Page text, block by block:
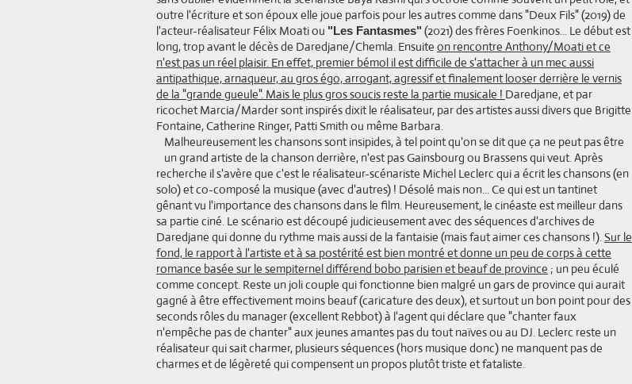
outre l'écriture et son époux elle joue parfois pour les autres comme dans "Deux Fils" (2019) de
l'acteur-réalisateur Félix Moati ou "Les Fantasmes" (2021) des frères Foenkinos... Le début est
long, trop avant le décès de Daredjane/Chemla. Ensuite on rencontre Anthony/Moati et ce
n'est pas un réel plaisir. En effet, premier bémol il est difficile de s'attacher à un mec aussi
antipathique, arnaqueur, au gros égo, arrogant, agressif et finalement looser derrière le vernis
de la "grande gueule". Mais le plus gros soucis reste la partie musicale ! Daredjane, et par
ricochet Marcia/Marder sont inspirés dixit le réalisateur, par des artistes aussi divers que Brigitte
Fontaine, Catherine Ringer, Patti Smith ou même Barbara.
Malheureusement les chansons sont insipides, à tel point qu'on se dit que ça ne peut pas être
un grand artiste de la chanson derrière, n'est pas Gainsbourg ou Brassens qui veut. Après
recherche il s'avère que c'est le réalisateur-scénariste Michel Leclerc qui a écrit les chansons (en
solo) et co-composé la musique (avec d'autres) ! Désolé mais non... Ce qui est un tantinet
gênant vu l'importance des chansons dans le film. Heureusement, le cinéaste est meilleur dans
sa partie ciné. Le scénario est découpé judicieusement avec des séquences d'archives de
Daredjane qui donne du rythme mais aussi de la fantaisie (mais faut aimer ces chansons !).Sur le
fond, le rapport à l'artiste et à sa postérité est bien montré et donne un peu de corps à cette
romance basée sur le sempiternel différend bobo parisien et beauf de province ; un peu éculé
comme concept. Reste un joli couple qui fonctionne bien malgré un gars de province qui aurait
gagné à être effectivement moins beauf (caricature des deux), et surtout un bon point pour des
seconds rôles du manager (excellent Rebbot) à l'agent qui déclare que "chanter faux
n'empêche pas de chanter" aux jeunes amantes pas du tout naïves ou au DJ. Leclerc reste un
réalisateur qui sait charmer, plusieurs séquences (hors musique donc) ne manquent pas de
charmes et de légèreté qui compensent un propos plutôt triste et fataliste.